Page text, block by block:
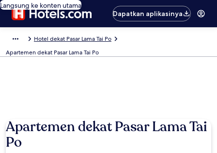
Langsung ke konten utama
Dapatkan aplikasinya
Hotel dekat Pasar Lama Tai Po
Apartemen dekat Pasar Lama Tai Po
Apartemen dekat Pasar Lama Tai
Po